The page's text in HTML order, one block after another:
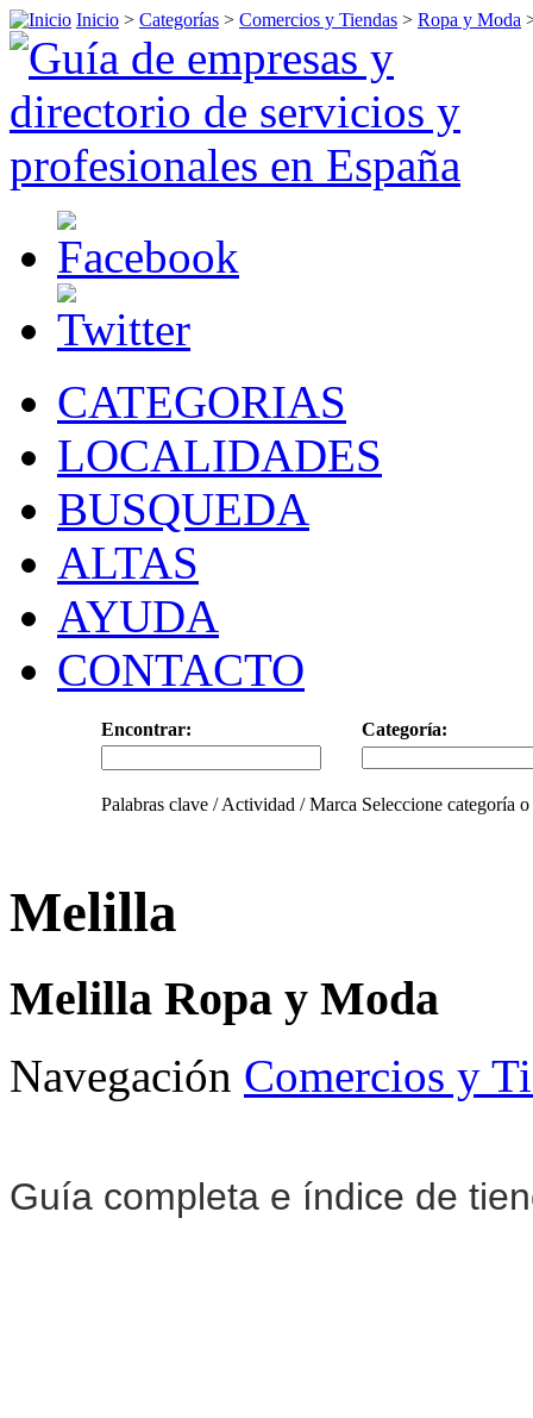
Inicio > Categorías > Comercios y Tiendas > Ropa y Moda
CATEGORIAS
LOCALIDADES
BUSQUEDA
ALTAS
AYUDA
CONTACTO
Encontrar: Categoría:
Palabras clave / Actividad / Marca Seleccione categoría
Melilla
Melilla Ropa y Moda
Navegación Comercios y
Guía completa e índice de